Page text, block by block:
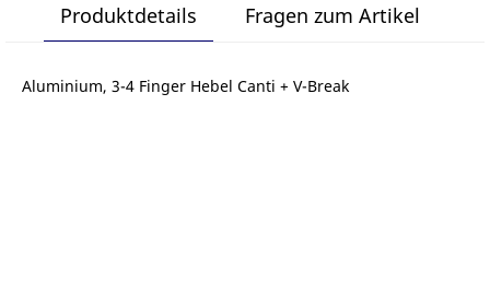
Produktdetails Fragen zum Artikel
Aluminium, 3-4 Finger Hebel Canti + V-Break